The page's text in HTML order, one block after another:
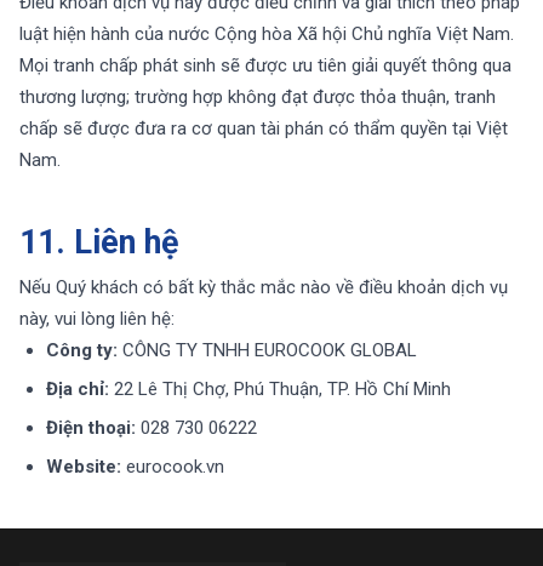
luật hiện hành của nước Cộng hòa Xã hội Chủ nghĩa Việt Nam.
Mọi tranh chấp phát sinh sẽ được ưu tiên giải quyết thông qua
thương lượng; trường hợp không đạt được thỏa thuận, tranh
chấp sẽ được đưa ra cơ quan tài phán có thẩm quyền tại Việt
Nam.
11. Liên hệ
Nếu Quý khách có bất kỳ thắc mắc nào về điều khoản dịch vụ
này, vui lòng liên hệ:
Công ty: CÔNG TY TNHH EUROCOOK GLOBAL
Địa chỉ: 22 Lê Thị Chợ, Phú Thuận, TP. Hồ Chí Minh
Điện thoại: 028 730 06222
Website: eurocook.vn